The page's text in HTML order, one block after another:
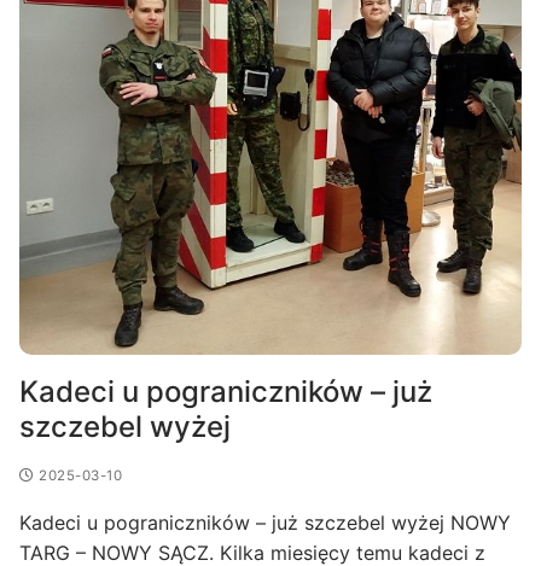
Kadeci u pograniczników – już
szczebel wyżej
2025-03-10
Kadeci u pograniczników – już szczebel wyżej NOWY
TARG – NOWY SĄCZ. Kilka miesięcy temu kadeci z